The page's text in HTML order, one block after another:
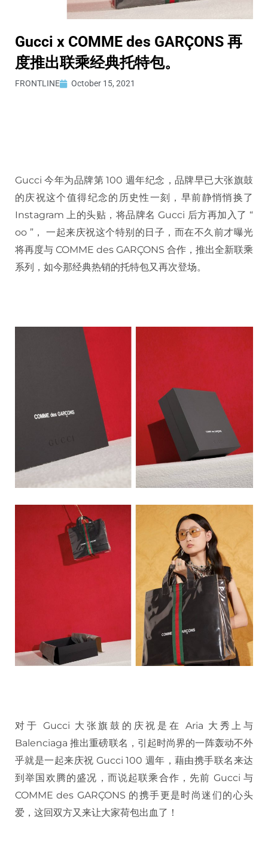
Gucci x COMME des GARÇONS 再
度推出联乘经典托特包。
FRONTLINE October 15, 2021
Gucci 今年为品牌第 100 週年纪念，品牌早已大张旗鼓
的庆祝这个值得纪念的历史性一刻，早前静悄悄换了
Instagram 上的头贴，将品牌名 Gucci 后方再加入了 “
oo ”， 一起来庆祝这个特别的日子，而在不久前才曝光
将再度与 COMME des GARÇONS 合作，推出全新联乘
系列，如今那经典热销的托特包又再次登场。
对于 Gucci 大张旗鼓的庆祝是在 Aria 大秀上与
Balenciaga 推出重磅联名，引起时尚界的一阵轰动不外
乎就是一起来庆祝 Gucci 100 週年，藉由携手联名来达
到举国欢腾的盛况，而说起联乘合作，先前 Gucci 与
COMME des GARÇONS 的携手更是时尚迷们的心头
爱，这回双方又来让大家荷包出血了！